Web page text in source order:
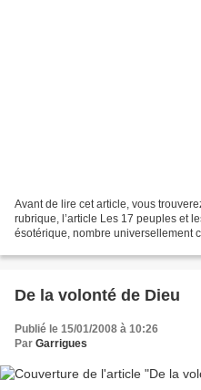
Avant de lire cet article, vous
rubrique, l’article Les 17 peuples et
ésotérique, nombre universellement
De la volonté de Dieu
Publié le 15/01/2008 à 10:26
Par Garrigues